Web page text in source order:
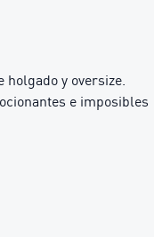
y oversize.
e imposibles